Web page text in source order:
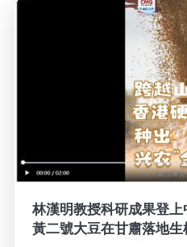
林漢明教授科研成果登
黃二號大豆在甘肅落地